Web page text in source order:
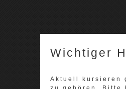
Wichtiger
Aktuell kursieren